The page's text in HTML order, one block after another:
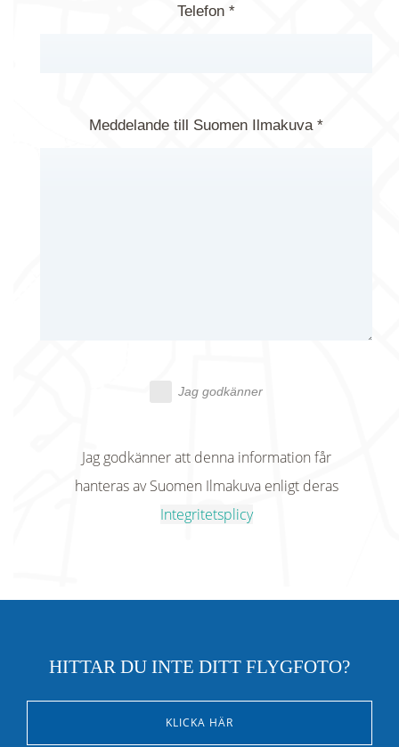
Telefon *
Meddelande till Suomen Ilmakuva *
Jag godkänner
Jag godkänner att denna information får
hanteras av Suomen Ilmakuva enligt deras
Integritetsplicy
HITTAR DU INTE DITT FLYGFOTO?
KLICKA HÄR